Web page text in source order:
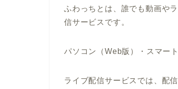
ふわっちとは、誰でも動画や
信サービスです。
パソコン（Web版）・スマー
ライブ配信サービスでは、配信